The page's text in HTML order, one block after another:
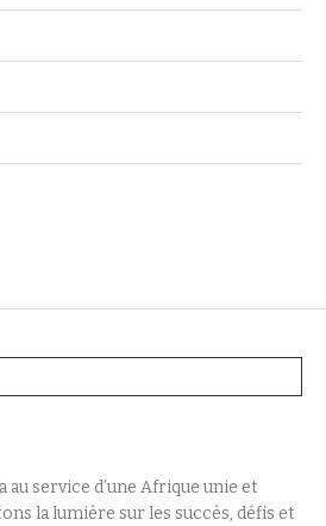
service d’une Afrique unie et
la lumière sur les succès, défis et